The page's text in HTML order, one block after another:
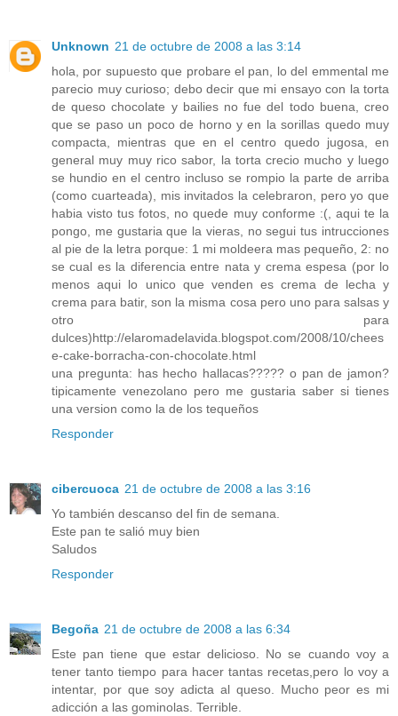
Unknown 21 de octubre de 2008 a las 3:14
hola, por supuesto que probare el pan, lo del emmental me
parecio muy curioso; debo decir que mi ensayo con la torta
de queso chocolate y bailies no fue del todo buena, creo
que se paso un poco de horno y en la sorillas quedo muy
compacta, mientras que en el centro quedo jugosa, en
general muy muy rico sabor, la torta crecio mucho y luego
se hundio en el centro incluso se rompio la parte de arriba
(como cuarteada), mis invitados la celebraron, pero yo que
habia visto tus fotos, no quede muy conforme :(, aqui te la
pongo, me gustaria que la vieras, no segui tus intrucciones
al pie de la letra porque: 1 mi moldeera mas pequeño, 2: no
se cual es la diferencia entre nata y crema espesa (por lo
menos aqui lo unico que venden es crema de lecha y
crema para batir, son la misma cosa pero uno para salsas y
otro para
dulces)http://elaromadelavida.blogspot.com/2008/10/chees
e-cake-borracha-con-chocolate.html
una pregunta: has hecho hallacas????? o pan de jamon?
tipicamente venezolano pero me gustaria saber si tienes
una version como la de los tequeños
Responder
cibercuoca 21 de octubre de 2008 a las 3:16
Yo también descanso del fin de semana.
Este pan te salió muy bien
Saludos
Responder
Begoña 21 de octubre de 2008 a las 6:34
Este pan tiene que estar delicioso. No se cuando voy a
tener tanto tiempo para hacer tantas recetas,pero lo voy a
intentar, por que soy adicta al queso. Mucho peor es mi
adicción a las gominolas. Terrible.